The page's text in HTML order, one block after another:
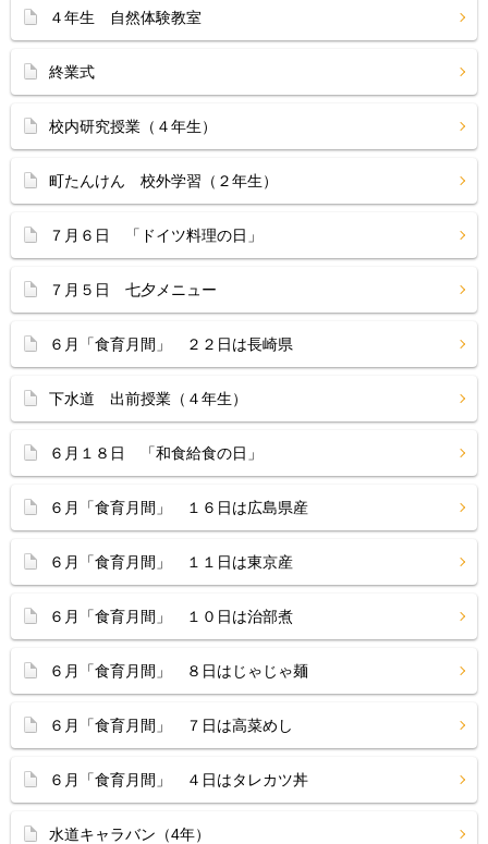
４年生 自然体験教室
終業式
校内研究授業（４年生）
町たんけん 校外学習（２年生）
７月６日 「ドイツ料理の日」
７月５日 七夕メニュー
６月「食育月間」 ２２日は長崎県
下水道 出前授業（４年生）
６月１８日 「和食給食の日」
６月「食育月間」 １６日は広島県産
６月「食育月間」 １１日は東京産
６月「食育月間」 １０日は治部煮
６月「食育月間」 ８日はじゃじゃ麺
６月「食育月間」 ７日は高菜めし
６月「食育月間」 ４日はタレカツ丼
水道キャラバン（4年）